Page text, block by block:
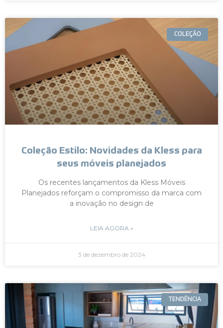
COLEÇÃO
Coleção Estilo: Novidades da Kless para
seus móveis planejados
Os recentes lançamentos da Kless Móveis
Planejados reforçam o compromisso da marca com
a inovação no design de
LEIA AGORA »
3 de dezembro de 2024
TENDÊNCIA